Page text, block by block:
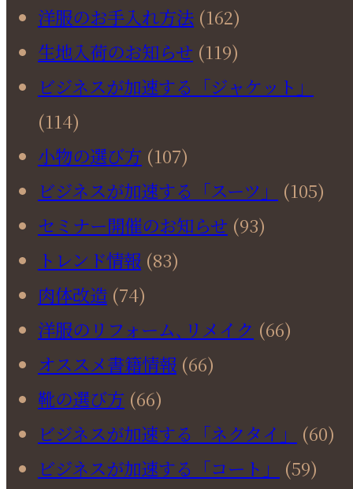
洋服のお手入れ方法 (162)
生地入荷のお知らせ (119)
ビジネスが加速する「ジャケット」
(114)
小物の選び方 (107)
ビジネスが加速する「スーツ」
(105)
セミナー開催のお知らせ (93)
トレンド情報 (83)
肉体改造 (74)
洋服のリフォーム､リメイク (66)
オススメ書籍情報 (66)
靴の選び方 (66)
ビジネスが加速する「ネクタイ」
(60)
ビジネスが加速する「コート」
(59)